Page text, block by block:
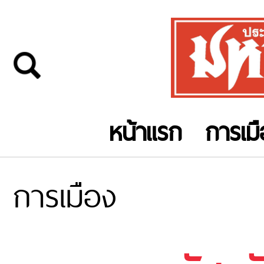
หน้าแรก การเ
การเมือง